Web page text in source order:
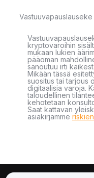
Vastuuvapauslauseke
kryptovaroihin
mukaan lukien
pääoman
sanoutuu irti
Mikään tässä
suositus tai tarjous
digitaalisia varoja.
taloudellinen
kehotetaan
Saat kattavan
asiakirjamme